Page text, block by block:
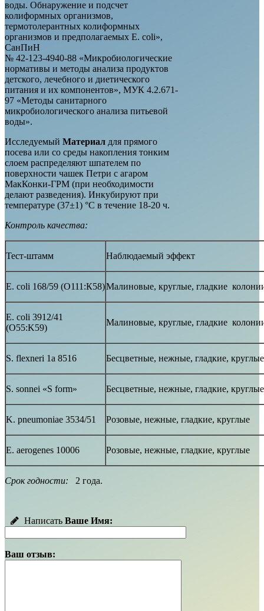
воды. Обнаружение и подсчет
колиформных организмов,
термотолерантных колиформных
организмов и предполагаемых E. сoli»,
СанПиН
№ 42-123-4940-88 «Микробиологические
нормативы и методы анализа продуктов
детского, лечебного и диетического
питания и их компонентов», МУК 4.2.671-
97 «Методы санитарного
микробиологического анализа питьевой
воды».
Исследуемый Материал для прямого
посева или со среды накопления тонким
слоем распределяют шпателем по
поверхности чашек Петри с агаром
МакКонки-ГРМ (при необходимости
делают разведения). Инкубируют при
температуре (37±1) °С в течение 18-20 ч.
Контроль качества:
Тест-штамм Наблюдаемый эффект
E. coli 168/59 (О111:К58)Малиновые, круглые, гладкие
E. coli 3912/41
(О55:K59)
Малиновые, круглые, гладкие
S. flexneri 1a 8516 Бесцветные, нежные, гладкие, круглые
S. sonnei «S form» Бесцветные, нежные, гладкие, круглые
K. pneumoniae 3534/51 Розовые, нежные, гладкие, круглые
E. aerogenes 10006 Розовые, нежные, гладкие, круглые
Срок годности: 2 года.
Написать Ваше Имя:
Ваш отзыв: